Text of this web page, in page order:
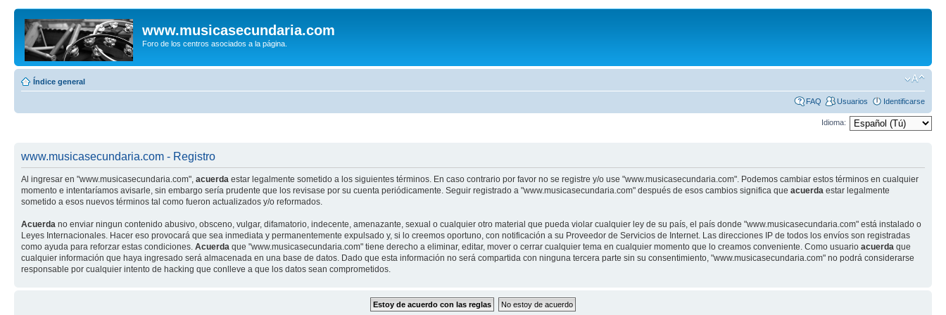
www.musicasecundaria.com
Foro de los centros asociados a la página.
Índice general
FAQ Usuarios Identificarse
Idioma:
www.musicasecundaria.com - Registro
Al ingresar en "www.musicasecundaria.com", acuerda estar legalmente sometido a los siguientes términos. En caso contrario por favor no se registre y/o use "www.musicasecundaria.com". Podemos cambiar estos términos en cualquier
momento e intentaríamos avisarle, sin embargo sería prudente que los revisase por su cuenta periódicamente. Seguir registrado a "www.musicasecundaria.com" después de esos cambios significa que acuerda estar legalmente
sometido a esos nuevos términos tal como fueron actualizados y/o reformados.
Acuerda no enviar ningun contenido abusivo, obsceno, vulgar, difamatorio, indecente, amenazante, sexual o cualquier otro material que pueda violar cualquier ley de su país, el país donde "www.musicasecundaria.com" está instalado o
Leyes Internacionales. Hacer eso provocará que sea inmediata y permanentemente expulsado y, si lo creemos oportuno, con notificación a su Proveedor de Servicios de Internet. Las direcciones IP de todos los envíos son registradas
como ayuda para reforzar estas condiciones. Acuerda que "www.musicasecundaria.com" tiene derecho a eliminar, editar, mover o cerrar cualquier tema en cualquier momento que lo creamos conveniente. Como usuario acuerda que
cualquier información que haya ingresado será almacenada en una base de datos. Dado que esta información no será compartida con ninguna tercera parte sin su consentimiento, "www.musicasecundaria.com" no podrá considerarse
responsable por cualquier intento de hacking que conlleve a que los datos sean comprometidos.